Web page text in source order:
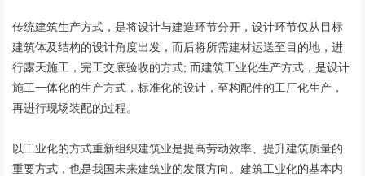
传统建筑生产方式，是将设计与建造环节分开，设计环节仅从目标
建筑体及结构的设计角度出发，而后将所需建材运送至目的地，进
行露天施工，完工交底验收的方式; 而建筑工业化生产方式，是设计
施工一体化的生产方式，标准化的设计，至构配件的工厂化生产，
再进行现场装配的过程。
以工业化的方式重新组织建筑业是提高劳动效率、提升建筑质量的
重要方式，也是我国未来建筑业的发展方向。建筑工业化的基本内